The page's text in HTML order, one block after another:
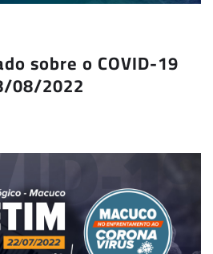
sobre o COVID-19
08/2022